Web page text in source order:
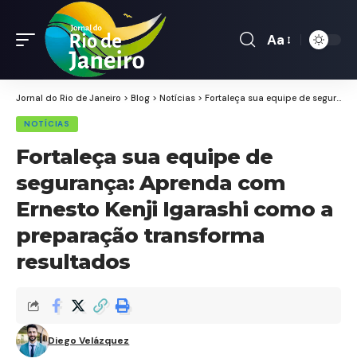
Font
Aa
Jornal do Rio de Janeiro > Blog > Notícias > Fortaleça sua equipe de segurança: Aprenda com Ernesto Kenji Igarashi como a preparação transforma resultados
NOTÍCIAS
Fortaleça sua equipe de
segurança: Aprenda com
Ernesto Kenji Igarashi como a
preparação transforma
resultados
Diego Velázquez